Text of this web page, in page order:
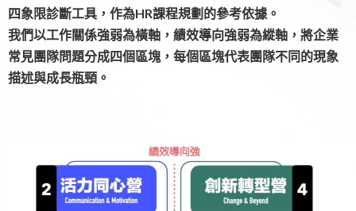
四象限診斷工具，作為HR課程規劃的參考依據。
我們以工作關係強弱為橫軸，績效導向強弱為縱軸，將企業
常見團隊問題分成四個區塊，每個區塊代表團隊不同的現象
描述與成長瓶頸。